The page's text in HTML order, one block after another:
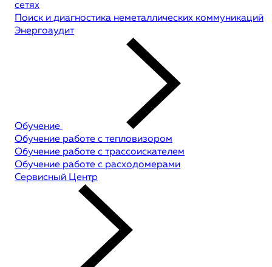
сетях
Поиск и диагностика неметаллических коммуникаций
Энергоаудит
Обучение
Обучение работе с тепловизором
Обучение работе с трассоискателем
Обучение работе с расходомерами
Сервисный Центр